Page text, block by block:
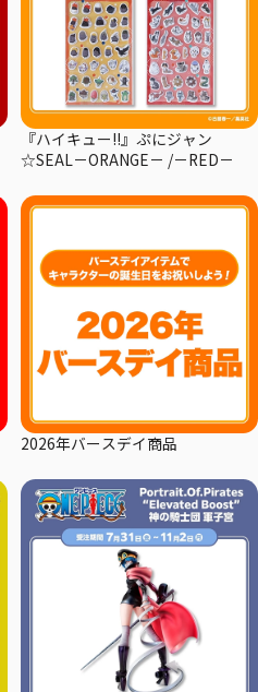
『ハイキュー!!』ぷにジャン
☆SEAL－ORANGE－ /－RED－
2026年バースデイ商品